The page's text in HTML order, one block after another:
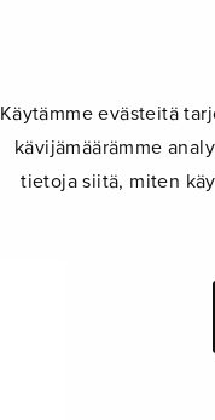
Käytämme evästeitä
kävijämäärämme
tietoja siitä, miten
TAPAHTUMAT